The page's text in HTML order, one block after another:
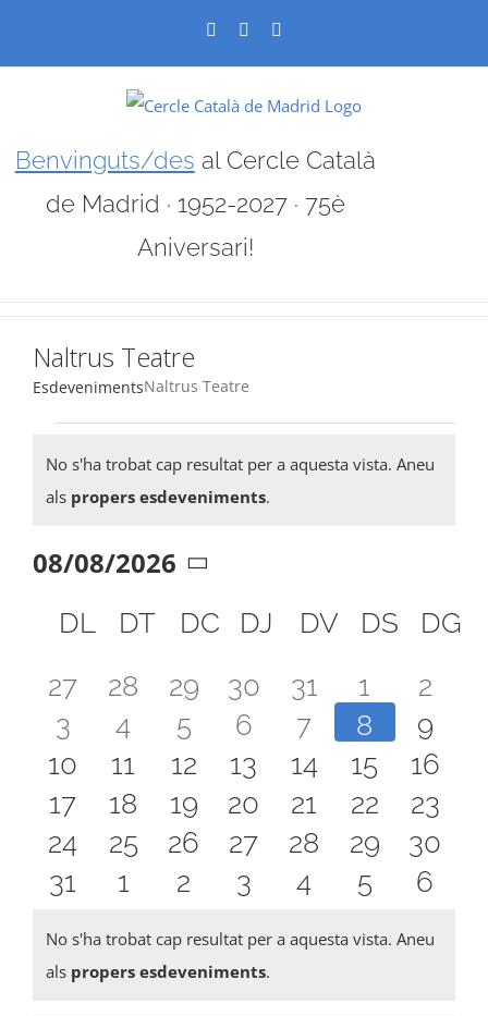
Facebook
Benvinguts/des al Cercle Català
de Madrid · 1952-2027 · 75è
Aniversari!
Naltrus Teatre
EsdevenimentsNaltrus Teatre
Esdeveniments
Notice
No s'ha trobat cap resultat per a aquesta vista. Aneu
als propers esdeveniments.
08/08/2026
una
Calendari
de
Esdeveniments
DLDILLUNS
DT DIMARTS
DC DIMECRES
DJ DIJOUS
DV DS DG
0
esdeveniments
27
0
esdeveniments
28
0
esdeveniments
29
0
esdeveniments
30
0
esdeveniments
31
0
1
0
2
0
esdeveniments
3
0
esdeveniments
4
0
esdeveniments
5
0
esdeveniments
6
0
7
0
8
0
9
0
esdeveniments
10
0
esdeveniments
11
0
esdeveniments
12
0
esdeveniments
13
0
esdeveniments
14
0
15
0
16
0
esdeveniments
17
0
esdeveniments
18
0
esdeveniments
19
0
esdeveniments
20
0
esdeveniments
21
0
22
0
23
0
esdeveniments
24
0
esdeveniments
25
0
esdeveniments
26
0
esdeveniments
27
0
esdeveniments
28
0
29
0
30
0
esdeveniments
31
0
esdeveniments
1
0
esdeveniments
2
0
esdeveniments
3
0
4
0
5
0
6
Notice
No s'ha trobat cap resultat per a aquesta vista. Aneu
als propers esdeveniments.